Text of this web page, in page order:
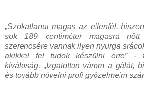
„Szokatlanul magas az ellenfél,
sok 189 centiméter magasra
szerencsére vannak ilyen nyurga
akikkel fel tudok készülni erre” -
kiválóság. „Izgatottan várom a gálát,
és tovább növelni profi győzelmeim